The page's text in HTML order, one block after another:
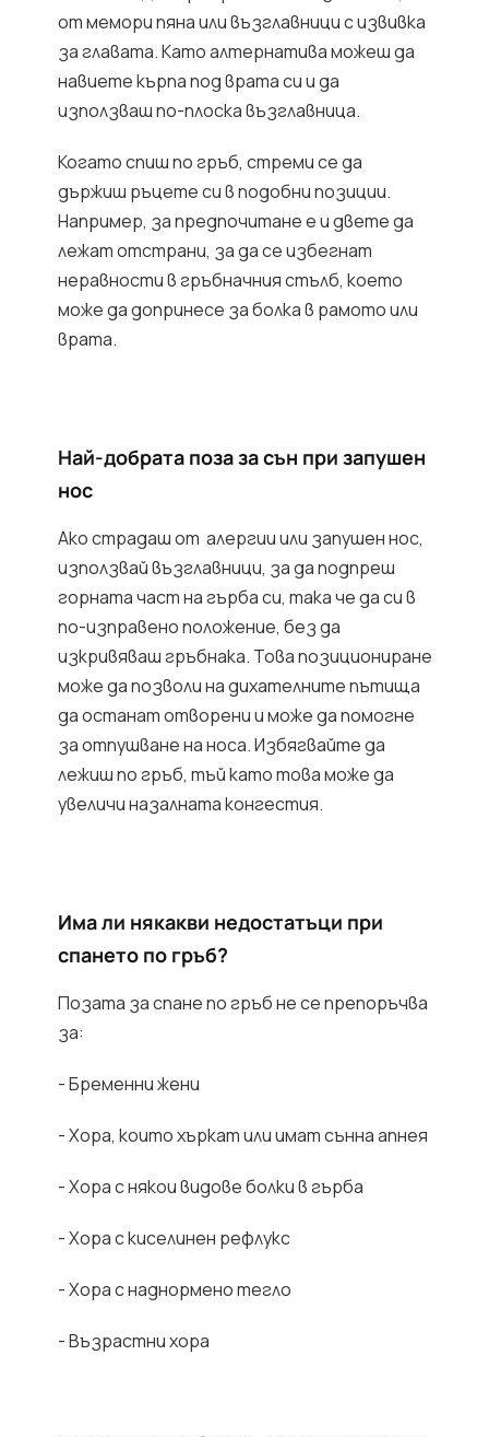
от мемори пяна или възглавници с извивка
за главата. Като алтернатива можеш да
навиете кърпа под врата си и да
използваш по-плоска възглавница.
Когато спиш по гръб, стреми се да
държиш ръцете си в подобни позиции.
Например, за предпочитане е и двете да
лежат отстрани, за да се избегнат
неравности в гръбначния стълб, което
може да допринесе за болка в рамото или
врата.
Най-добрата поза за сън при запушен
нос
Ако страдаш от алергии или запушен нос,
използвай възглавници, за да подпреш
горната част на гърба си, така че да си в
по-изправено положение, без да
изкривяваш гръбнака. Това позициониране
може да позволи на дихателните пътища
да останат отворени и може да помогне
за отпушване на носа. Избягвайте да
лежиш по гръб, тъй като това може да
увеличи назалната конгестия.
Има ли някакви недостатъци при
спането по гръб?
Позата за спане по гръб не се препоръчва
за:
- Бременни жени
- Хора, които хъркат или имат сънна апнея
- Хора с някои видове болки в гърба
- Хора с киселинен рефлукс
- Хора с наднормено тегло
- Възрастни хора